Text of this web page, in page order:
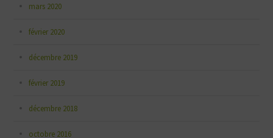
mars 2020
février 2020
décembre 2019
février 2019
décembre 2018
octobre 2016